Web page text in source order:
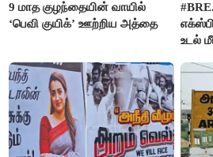
9 மாத குழந்தையின் வாயில்
‘பெவி குயிக்’ ஊற்றிய அத்தை
உடல்